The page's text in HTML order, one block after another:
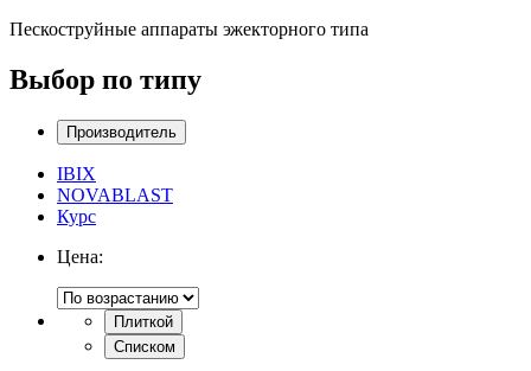
Пескоструйные аппараты эжекторного типа
Выбор по типу
Производитель
IBIX
NOVABLAST
Курс
Цена:
Плиткой
Списком